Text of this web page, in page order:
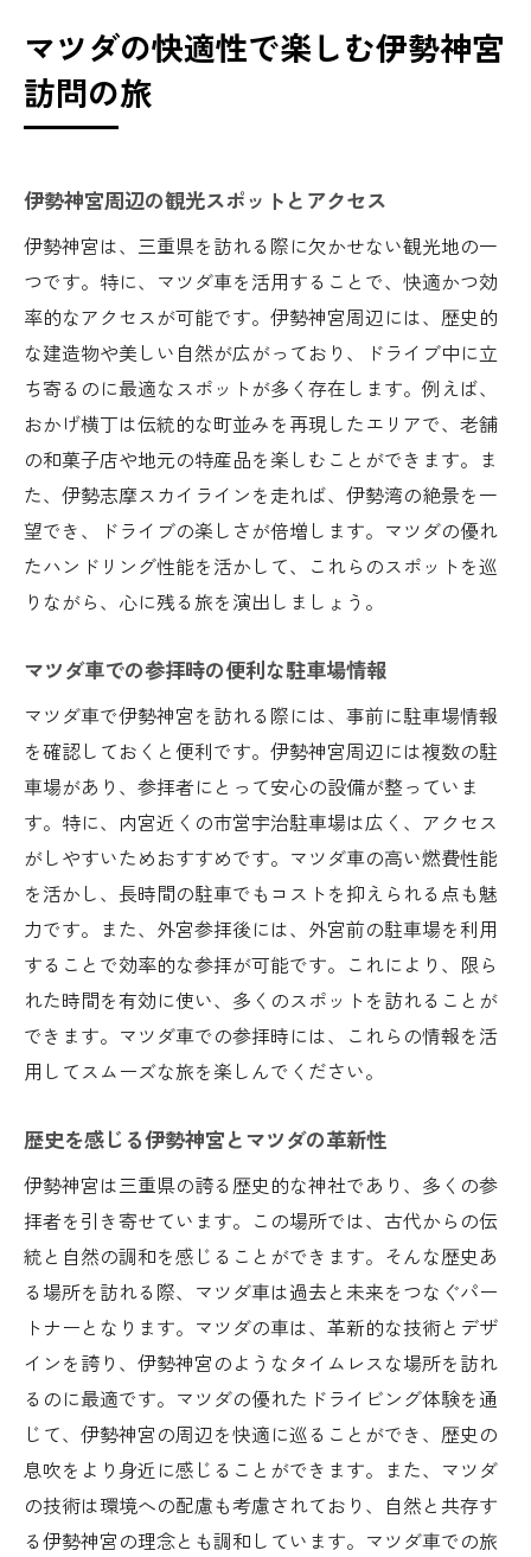
マツダの快適性で楽しむ伊勢神宮
訪問の旅
伊勢神宮周辺の観光スポットとアクセス
伊勢神宮は、三重県を訪れる際に欠かせない観光地の一
つです。特に、マツダ車を活用することで、快適かつ効
率的なアクセスが可能です。伊勢神宮周辺には、歴史的
な建造物や美しい自然が広がっており、ドライブ中に立
ち寄るのに最適なスポットが多く存在します。例えば、
おかげ横丁は伝統的な町並みを再現したエリアで、老舗
の和菓子店や地元の特産品を楽しむことができます。ま
た、伊勢志摩スカイラインを走れば、伊勢湾の絶景を一
望でき、ドライブの楽しさが倍増します。マツダの優れ
たハンドリング性能を活かして、これらのスポットを巡
りながら、心に残る旅を演出しましょう。
マツダ車での参拝時の便利な駐車場情報
マツダ車で伊勢神宮を訪れる際には、事前に駐車場情報
を確認しておくと便利です。伊勢神宮周辺には複数の駐
車場があり、参拝者にとって安心の設備が整っていま
す。特に、内宮近くの市営宇治駐車場は広く、アクセス
がしやすいためおすすめです。マツダ車の高い燃費性能
を活かし、長時間の駐車でもコストを抑えられる点も魅
力です。また、外宮参拝後には、外宮前の駐車場を利用
することで効率的な参拝が可能です。これにより、限ら
れた時間を有効に使い、多くのスポットを訪れることが
できます。マツダ車での参拝時には、これらの情報を活
用してスムーズな旅を楽しんでください。
歴史を感じる伊勢神宮とマツダの革新性
伊勢神宮は三重県の誇る歴史的な神社であり、多くの参
拝者を引き寄せています。この場所では、古代からの伝
統と自然の調和を感じることができます。そんな歴史あ
る場所を訪れる際、マツダ車は過去と未来をつなぐパー
トナーとなります。マツダの車は、革新的な技術とデザ
インを誇り、伊勢神宮のようなタイムレスな場所を訪れ
るのに最適です。マツダの優れたドライビング体験を通
じて、伊勢神宮の周辺を快適に巡ることができ、歴史の
息吹をより身近に感じることができます。また、マツダ
の技術は環境への配慮も考慮されており、自然と共存す
る伊勢神宮の理念とも調和しています。マツダ車での旅